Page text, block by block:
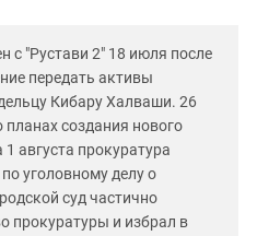
с "Рустави 2" 18 июля после
передать активы
Кибару Халваши. 26
создания нового
1 августа прокуратура
уголовному делу о
суд частично
прокуратуры и избрал в